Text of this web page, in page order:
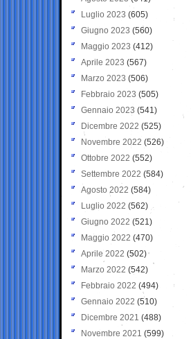
Luglio 2023 (605)
Giugno 2023 (560)
Maggio 2023 (412)
Aprile 2023 (567)
Marzo 2023 (506)
Febbraio 2023 (505)
Gennaio 2023 (541)
Dicembre 2022 (525)
Novembre 2022 (526)
Ottobre 2022 (552)
Settembre 2022 (584)
Agosto 2022 (584)
Luglio 2022 (562)
Giugno 2022 (521)
Maggio 2022 (470)
Aprile 2022 (502)
Marzo 2022 (542)
Febbraio 2022 (494)
Gennaio 2022 (510)
Dicembre 2021 (488)
Novembre 2021 (599)